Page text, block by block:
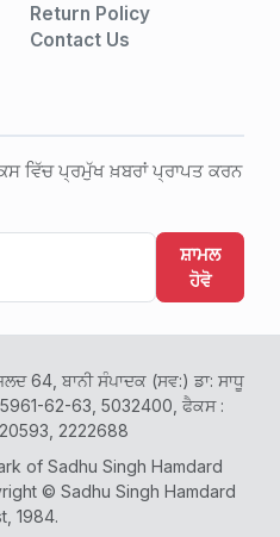
Return Policy
Contact Us
ਵਿੱਚ ਪ੍ਰਮੁੱਖ ਖ਼ਬਰਾਂ ਪ੍ਰਾਪਤ ਕਰਨ
ਸ਼ਾਮਲ
ਹੋਵੋ
64, ਬਾਨੀ ਸੰਪਾਦਕ (ਸਵ:) ਡਾ: ਸਾਧੂ
62-63, 5032400, ਫੈਕਸ :
2222688
of Sadhu Singh Hamdard
© Sadhu Singh Hamdard
1984.